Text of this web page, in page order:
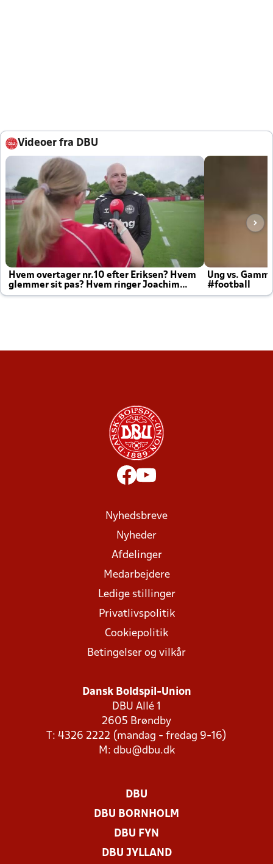
Videoer fra DBU
Hvem overtager nr.10 efter Eriksen? Hvem
glemmer sit pas? Hvem ringer Joachim
altid til efter kampe?
Ung vs.
#football
Nyhedsbreve
Nyheder
Afdelinger
Medarbejdere
Ledige stillinger
Privatlivspolitik
Cookiepolitik
Betingelser og vilkår
Dansk Boldspil-Union
DBU Allé 1
2605 Brøndby
T: 4326 2222 (mandag - fredag 9-16)
M: dbu@dbu.dk
DBU
DBU BORNHOLM
DBU FYN
DBU JYLLAND